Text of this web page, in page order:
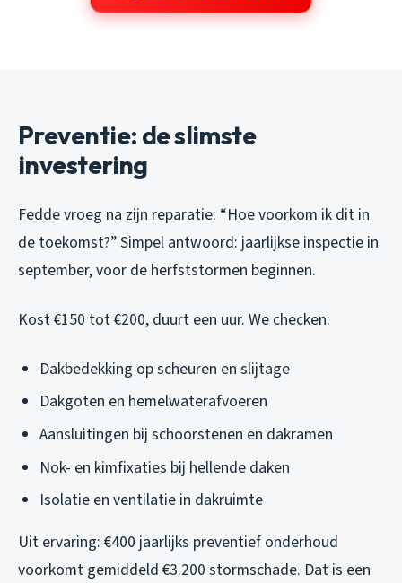
Preventie: de slimste
investering
Fedde vroeg na zijn reparatie: “Hoe voorkom ik dit in
de toekomst?” Simpel antwoord: jaarlijkse inspectie in
september, voor de herfststormen beginnen.
Kost €150 tot €200, duurt een uur. We checken:
Dakbedekking op scheuren en slijtage
Dakgoten en hemelwaterafvoeren
Aansluitingen bij schoorstenen en dakramen
Nok- en kimfixaties bij hellende daken
Isolatie en ventilatie in dakruimte
Uit ervaring: €400 jaarlijks preventief onderhoud
voorkomt gemiddeld €3.200 stormschade. Dat is een